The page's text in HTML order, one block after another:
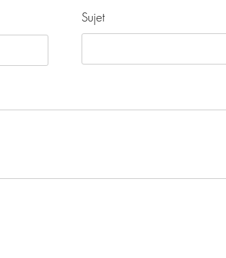
Sujet